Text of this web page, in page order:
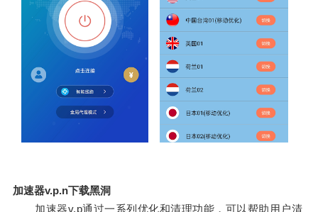
加速器v.p.n下载黑洞
加速器v.p通过一系列优化和清理功能，可以帮助用户清